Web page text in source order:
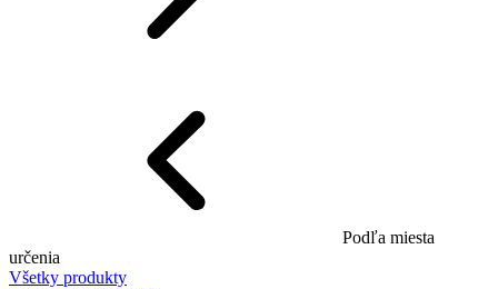
Podľa miesta
určenia
Všetky produkty